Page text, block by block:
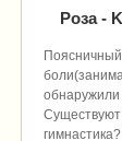
Роза-
Поясничный
обнаружили
Существуют